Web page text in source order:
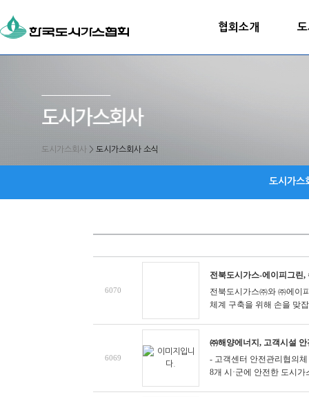
협회소개
도시가스회사 > 도시가스회사 소식
도시가스
6070
전북도시가스-에이피그린,
전북도시가스㈜와 ㈜에이
체계 구축을 위해 손을 맞
6069
㈜해양에너지, 고객시설
- 고객센터 안전관리협의
8개 시·군에 안전한 도시